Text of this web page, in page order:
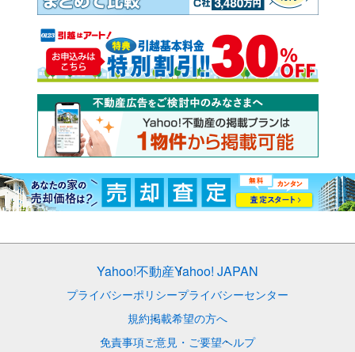
Yahoo!不動産Yahoo! JAPAN
プライバシーポリシープライバシーセンター
規約掲載希望の方へ
免責事項ご意見・ご要望ヘルプ